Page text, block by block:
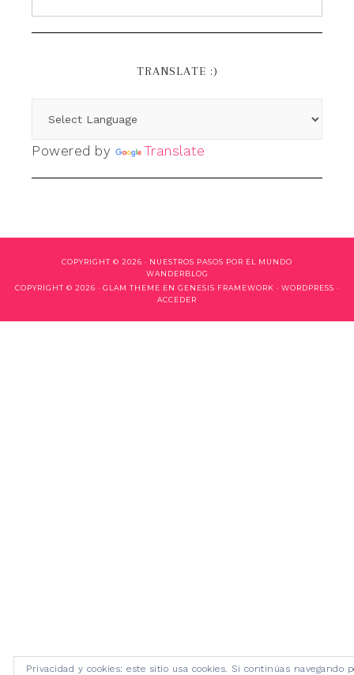
TRANSLATE :)
Powered by Translate
COPYRIGHT © 2026 · NUESTROS PASOS POR EL MUNDO
WANDERBLOG
COPYRIGHT © 2026 · GLAM THEME EN GENESIS FRAMEWORK · WORDPRESS ·
ACCEDER
Privacidad y cookies: este sitio usa cookies. Si continúas navegando